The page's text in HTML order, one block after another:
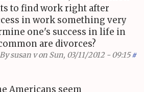
to find work right after
in work something very
one's success in life in
are divorces?
Bysusan von Sun, 03/11/2012 - 09:15 #
Americans seem